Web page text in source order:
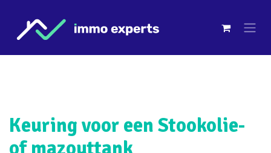
Keuring voor een Stookolie-